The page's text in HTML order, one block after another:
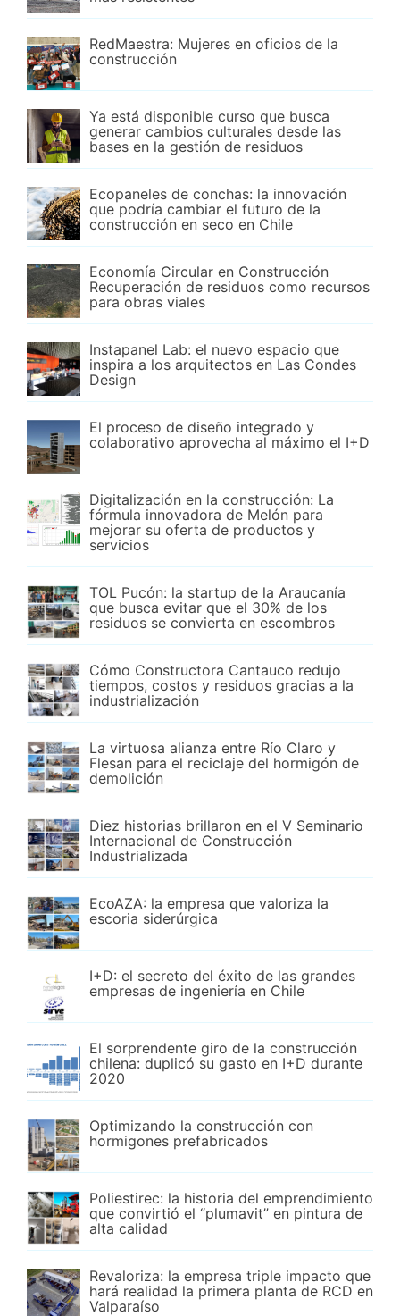
RedMaestra: Mujeres en oficios de la
construcción
Ya está disponible curso que busca
generar cambios culturales desde las
bases en la gestión de residuos
Ecopaneles de conchas: la innovación
que podría cambiar el futuro de la
construcción en seco en Chile
Economía Circular en Construcción
Recuperación de residuos como recursos
para obras viales
Instapanel Lab: el nuevo espacio que
inspira a los arquitectos en Las Condes
Design
El proceso de diseño integrado y
colaborativo aprovecha al máximo el I+D
Digitalización en la construcción: La
fórmula innovadora de Melón para
mejorar su oferta de productos y
servicios
TOL Pucón: la startup de la Araucanía
que busca evitar que el 30% de los
residuos se convierta en escombros
Cómo Constructora Cantauco redujo
tiempos, costos y residuos gracias a la
industrialización
La virtuosa alianza entre Río Claro y
Flesan para el reciclaje del hormigón de
demolición
Diez historias brillaron en el V Seminario
Internacional de Construcción
Industrializada
EcoAZA: la empresa que valoriza la
escoria siderúrgica
I+D: el secreto del éxito de las grandes
empresas de ingeniería en Chile
El sorprendente giro de la construcción
chilena: duplicó su gasto en I+D durante
2020
Optimizando la construcción con
hormigones prefabricados
Poliestirec: la historia del emprendimiento
que convirtió el “plumavit” en pintura de
alta calidad
Revaloriza: la empresa triple impacto que
hará realidad la primera planta de RCD en
Valparaíso